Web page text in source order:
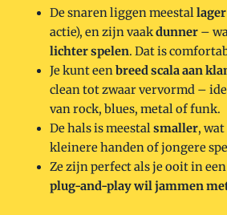
De snaren liggen meestal
actie), en zijn vaakdunner–
lichter spelen. Dat is
Je kunt eenbreed scala aan
clean tot zwaar vervormd –
van rock, blues, metal of funk.
De hals is meestalsmaller,
kleinere handen of jongere
Ze zijn perfect als je ooit in
plug-and-play wil jammen